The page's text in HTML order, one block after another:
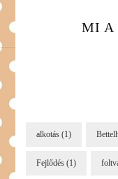
MI A
alkotás (1)
Fejlődés (1)